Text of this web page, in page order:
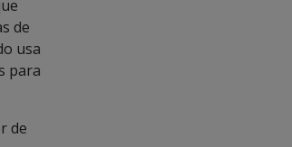
de
usa
para
de